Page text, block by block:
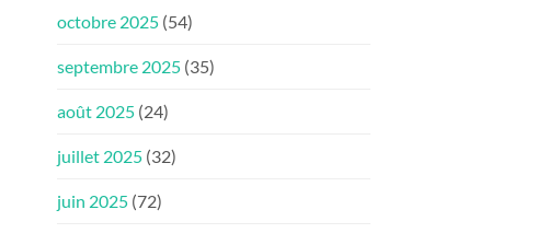
octobre 2025 (54)
septembre 2025 (35)
août 2025 (24)
juillet 2025 (32)
juin 2025 (72)